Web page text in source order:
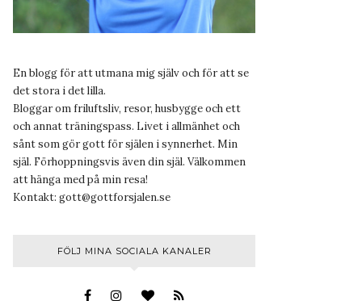
En blogg för att utmana mig själv och för att se
det stora i det lilla.
Bloggar om friluftsliv, resor, husbygge och ett
och annat träningspass. Livet i allmänhet och
sånt som gör gott för själen i synnerhet. Min
själ. Förhoppningsvis även din själ. Välkommen
att hänga med på min resa!
Kontakt: gott@gottforsjalen.se
FÖLJ MINA SOCIALA KANALER